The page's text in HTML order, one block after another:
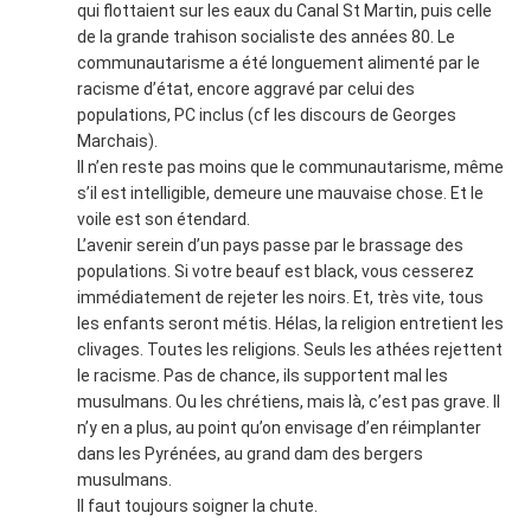
qui flottaient sur les eaux du Canal St Martin, puis celle
de la grande trahison socialiste des années 80. Le
communautarisme a été longuement alimenté par le
racisme d’état, encore aggravé par celui des
populations, PC inclus (cf les discours de Georges
Marchais).
Il n’en reste pas moins que le communautarisme, même
s’il est intelligible, demeure une mauvaise chose. Et le
voile est son étendard.
L’avenir serein d’un pays passe par le brassage des
populations. Si votre beauf est black, vous cesserez
immédiatement de rejeter les noirs. Et, très vite, tous
les enfants seront métis. Hélas, la religion entretient les
clivages. Toutes les religions. Seuls les athées rejettent
le racisme. Pas de chance, ils supportent mal les
musulmans. Ou les chrétiens, mais là, c’est pas grave. Il
n’y en a plus, au point qu’on envisage d’en réimplanter
dans les Pyrénées, au grand dam des bergers
musulmans.
Il faut toujours soigner la chute.